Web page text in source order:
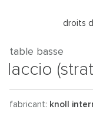
droits
table basse
laccio
fabricant: knoll